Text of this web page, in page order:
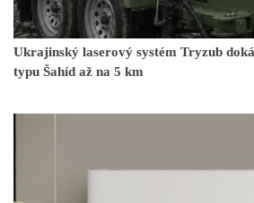
Ukrajinský laserový systém Tryzub
typu Šahíd až na 5 km